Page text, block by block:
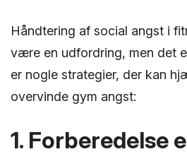
Håndtering af social angst i
være en udfordring, men det
er nogle strategier, der kan
overvinde gym angst:
1. Forberedelse